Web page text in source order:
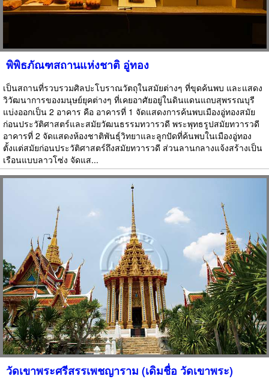
พิพิธภัณฑสถานแห่งชาติ อู่ทอง
เป็นสถานที่รวบรวมศิลปะโบราณวัตถุในสมัยต่างๆ ที่ขุดค้นพบ และแสดง
วิวัฒนาการของมนุษย์ยุคต่างๆ ที่เคยอาศัยอยู่ในดินแดนแถบสุพรรณบุรี
แบ่งออกเป็น 2 อาคาร คือ อาคารที่ 1 จัดแสดงการค้นพบเมืองอู่ทองสมัย
ก่อนประวัติศาสตร์และสมัยวัฒนธรรมทวารวดี พระพุทธรูปสมัยทวารวดี
อาคารที่ 2 จัดแสดงห้องชาติพันธุ์วิทยาและลูกปัดที่ค้นพบในเมืองอู่ทอง
ตั้งแต่สมัยก่อนประวัติศาสตร์ถึงสมัยทวารวดี ส่วนลานกลางแจ้งสร้างเป็น
เรือนแบบลาวโซ่ง จัดแส...
วัดเขาพระศรีสรรเพชญาราม (เดิมชื่อ วัดเขาพระ)